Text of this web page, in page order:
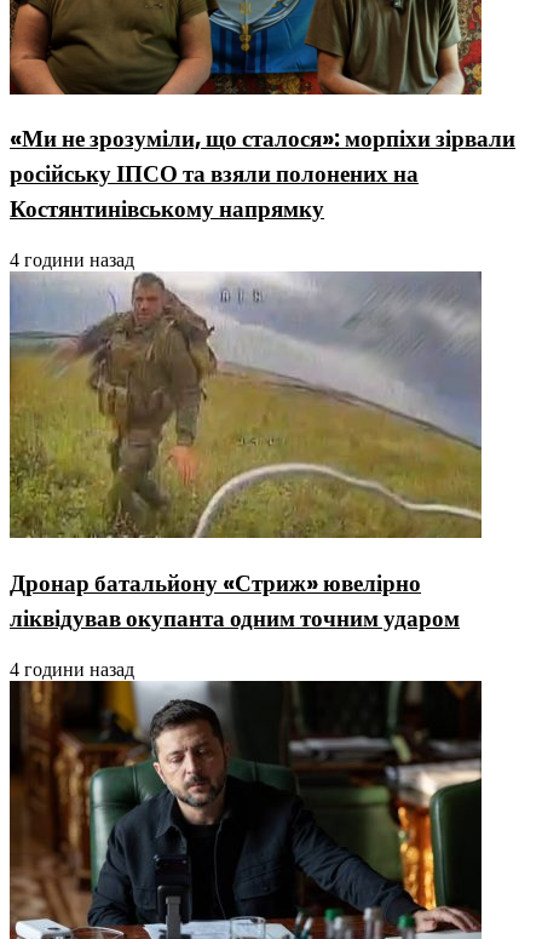
«Ми не зрозуміли, що сталося»: морпіхи зірвали
російську ІПСО та взяли полонених на
Костянтинівському напрямку
4 години назад
Дронар батальйону «Стриж» ювелірно
ліквідував окупанта одним точним ударом
4 години назад